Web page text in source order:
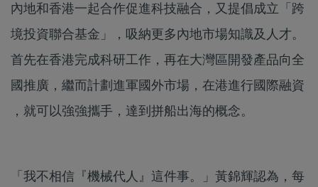
內地和香港一起合作促進科技融合，又提倡成立「跨
境投資聯合基金」，吸納更多內地市場知識及人才。
首先在香港完成科研工作，再在大灣區開發產品向全
國推廣，繼而計劃進軍國外市場，在港進行國際融資
，就可以強強攜手，達到拼船出海的概念。
「我不相信『機械代人』這件事。」黃錦輝認為，每